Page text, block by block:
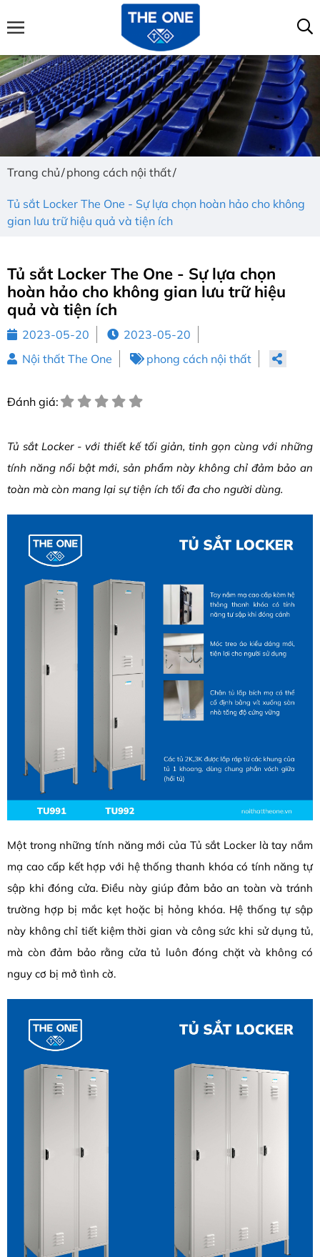
Trang chủ phong cách nội thất
Tủ sắt Locker The One - Sự lựa chọn hoàn hảo cho không
gian lưu trữ hiệu quả và tiện ích
Tủ sắt Locker The One - Sự lựa chọn
hoàn hảo cho không gian lưu trữ hiệu
quả và tiện ích
2023-05-20
2023-05-20
Nội thất The One
phong cách nội thất
Đánh giá:
Tủ sắt Locker - với thiết kế tối giản, tinh gọn cùng với những
tính năng nổi bật mới, sản phẩm này không chỉ đảm bảo an
toàn mà còn mang lại sự tiện ích tối đa cho người dùng.
Một trong những tính năng mới của Tủ sắt Locker là tay nắm
mạ cao cấp kết hợp với hệ thống thanh khóa có tính năng tự
sập khi đóng cửa. Điều này giúp đảm bảo an toàn và tránh
trường hợp bị mắc kẹt hoặc bị hỏng khóa. Hệ thống tự sập
này không chỉ tiết kiệm thời gian và công sức khi sử dụng tủ,
mà còn đảm bảo rằng cửa tủ luôn đóng chặt và không có
nguy cơ bị mở tình cờ.